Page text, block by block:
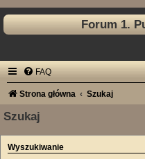
Forum 1.
FAQ
Strona główna Szukaj
Szukaj
Wyszukiwanie